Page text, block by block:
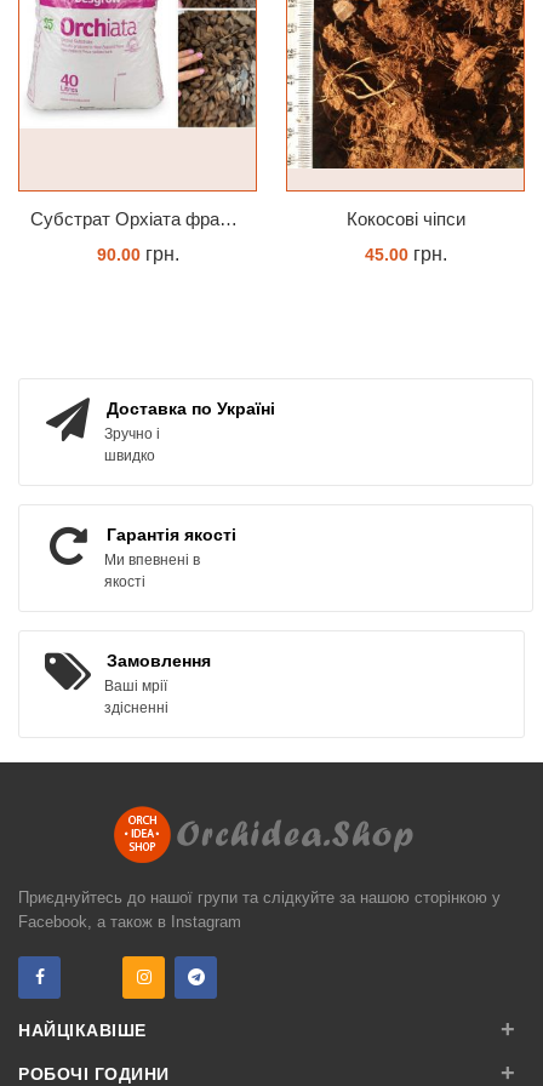
Субстрат Орхіата фракція 9-12мм
90.00грн.
Кокосові чіпси
45.00грн.
Доставка по Україні
Зручно і
швидко
Гарантія якості
Ми впевнені в
якості
Замовлення
Ваші мрії
здісненні
Приєднуйтесь до нашої групи та слідкуйте за нашою сторінкою у
Facebook, а також в Instagram
НАЙЦІКАВІШЕ +
РОБОЧІ ГОДИНИ +